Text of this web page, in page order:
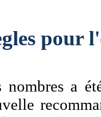
pour
nombres a